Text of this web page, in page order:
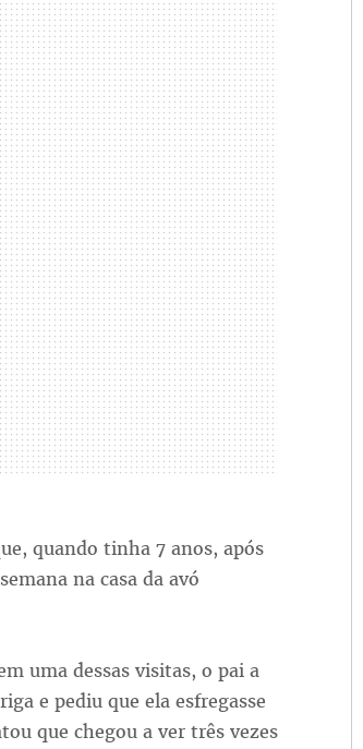
quando tinha 7 anos, após
na casa da avó
uma dessas visitas, o pai a
e pediu que ela esfregasse
que chegou a ver três vezes